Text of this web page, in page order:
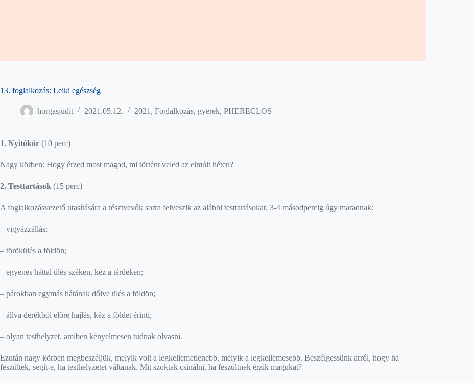
13. foglalkozás: Lelki egészség
horgasjudit 2021.05.12. 2021 , Foglalkozás, gyerek, PHERECLOS
1. Nyitókör (10 perc)
Nagy körben: Hogy érzed most magad, mi történt veled az elmúlt héten?
2. Testtartások (15 perc)
A foglalkozásvezető utasítására a résztvevők sorra felveszik az alábbi testtartásokat, 3-4 másodpercig úgy maradnak:
– vigyázzállás;
– törökülés a földön;
– egyenes háttal ülés széken, kéz a térdeken;
– párokban egymás hátának dőlve ülés a földön;
– állva derékból előre hajlás, kéz a földet érinti;
– olyan testhelyzet, amiben kényelmesen tudnak olvasni.
Ezután nagy körben megbeszéljük, melyik volt a legkellemetlenebb, melyik a legkellemesebb. Beszélgessünk arról, hogy ha
feszültek, segít-e, ha testhelyzetet váltanak. Mit szoktak csinálni, ha feszültnek érzik magukat?